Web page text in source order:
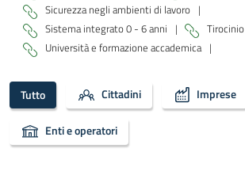
Sicurezza negli ambienti di lavoro |
Sistema integrato 0 - 6 anni | Tirocinio
Università e formazione accademica |
Tutto Cittadini Imprese
Enti e operatori